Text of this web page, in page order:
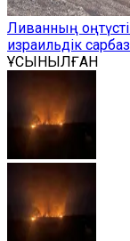
Ливанның
израильдік
ҰСЫНЫЛҒАН